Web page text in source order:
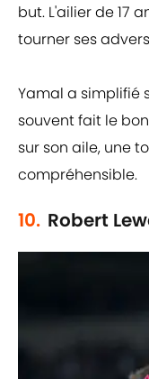
but. L'ailier de 17
tourner ses
Yamal a simplifié
souvent fait le
sur son aile, une
compréhensible.
10. Robert